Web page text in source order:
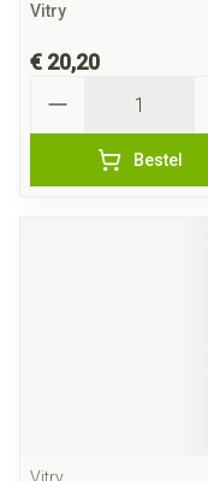
Vitry
€ 20,20
Bestel